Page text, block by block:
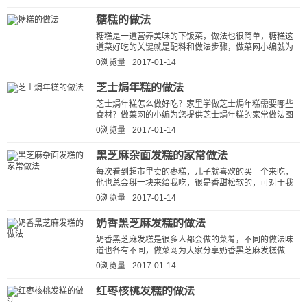
糖糕的做法
糖糕是一道营养美味的下饭菜，做法也很简单，糖糕这
道菜好吃的关键就是配料和做法步骤，做菜网小编就为
大家详细的介绍一下糖糕简单的做...
0浏览量 2017-01-14
芝士焗年糕的做法
芝士焗年糕怎么做好吃？家里学做芝士焗年糕需要哪些
食材？做菜网的小编为您提供芝士焗年糕的家常做法图
解，让厨房新手也能做出美味可口...
0浏览量 2017-01-14
黑芝麻杂面发糕的家常做法
每次看到超市里卖的枣糕，儿子就喜欢的买一个来吃，
他也总会掰一块来给我吃，很是香甜松软的，可对于我
这个最注重孩子健康成长的妈妈来说...
0浏览量 2017-01-14
奶香黑芝麻发糕的做法
奶香黑芝麻发糕是很多人都会做的菜肴，不同的做法味
道也各有不同，做菜网为大家分享奶香黑芝麻发糕做
法，简单、好吃、下饭。按这种方法...
0浏览量 2017-01-14
红枣核桃发糕的做法